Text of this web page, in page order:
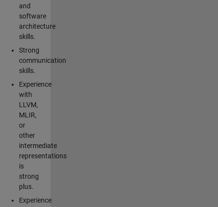
and
software
architecture
skills.
Strong
communication
skills.
Experience
with
LLVM,
MLIR,
or
other
intermediate
representations
is
strong
plus.
Experience